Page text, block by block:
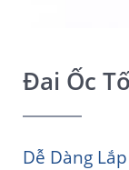
Đai Ốc
Dễ Dàng